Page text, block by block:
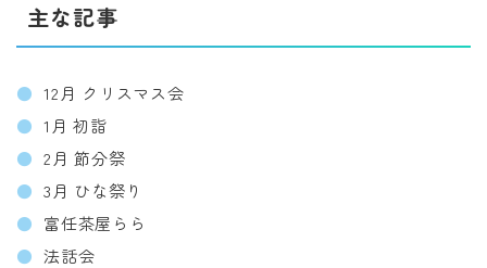
主な記事
12月 クリスマス会
1月 初詣
2月 節分祭
3月 ひな祭り
富任茶屋らら
法話会